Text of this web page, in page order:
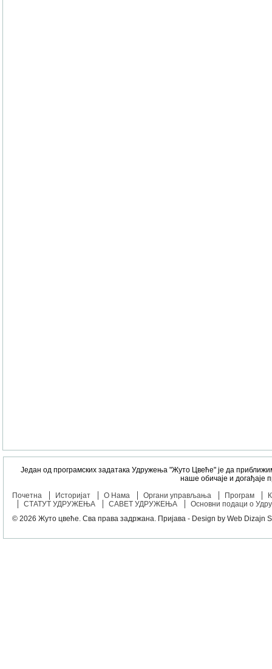
Један од програмских задатака Удружења "Жуто Цвеће" је да
наше обичаје и догађаје
Почетна
Историјат О Нама Органи управљања Програм
СТАТУТ УДРУЖЕЊА
САВЕТ УДРУЖЕЊА
Основни подаци о
© 2026 Жуто цвеће. Сва права задржана. Пријава- Design by Web Dizajn